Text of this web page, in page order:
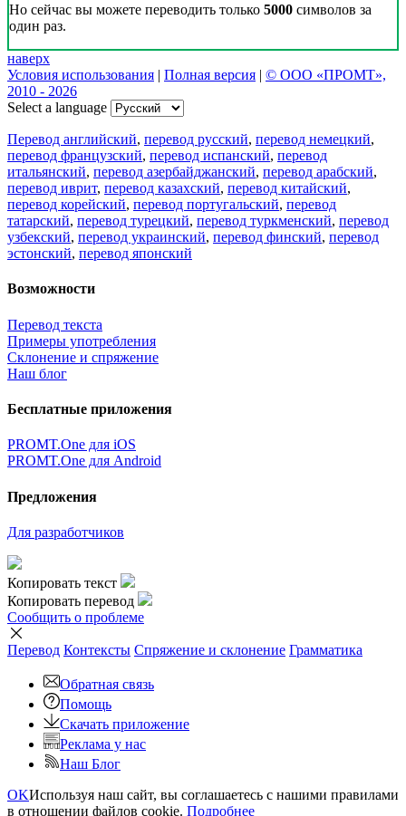
Но сейчас вы можете переводить только 5000 символов за
один раз.
наверх
Условия использования | Полная версия | © ООО «ПРОМТ»,
2010 - 2026
Select a language
Перевод английский, перевод русский, перевод немецкий,
перевод французский, перевод испанский, перевод
итальянский, перевод азербайджанский, перевод арабский,
перевод иврит, перевод казахский, перевод китайский,
перевод корейский, перевод португальский, перевод
татарский, перевод турецкий, перевод туркменский, перевод
узбекский, перевод украинский, перевод финский, перевод
эстонский, перевод японский
Возможности
Перевод текста
Примеры употребления
Склонение и спряжение
Наш блог
Бесплатные приложения
PROMT.One для iOS
PROMT.One для Android
Предложения
Для разработчиков
Копировать текст
Копировать перевод
Сообщить о проблеме
Перевод Контексты Спряжение и склонение Грамматика
Обратная связь
Помощь
Скачать приложение
Реклама у нас
Наш Блог
OKИспользуя наш сайт, вы соглашаетесь с нашими правилами
в отношении файлов cookie. Подробнее